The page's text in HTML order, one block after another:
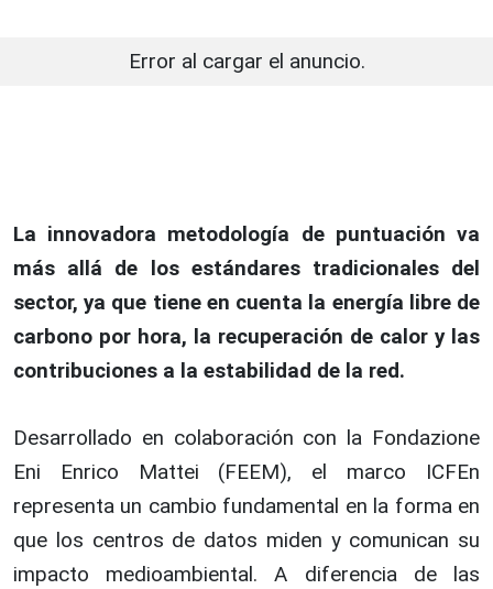
Error al cargar el anuncio.
La innovadora metodología de puntuación va
más allá de los estándares tradicionales del
sector, ya que tiene en cuenta la energía libre de
carbono por hora, la recuperación de calor y las
contribuciones a la estabilidad de la red.
Desarrollado en colaboración con la Fondazione
Eni Enrico Mattei (FEEM), el marco ICFEn
representa un cambio fundamental en la forma en
que los centros de datos miden y comunican su
impacto medioambiental. A diferencia de las